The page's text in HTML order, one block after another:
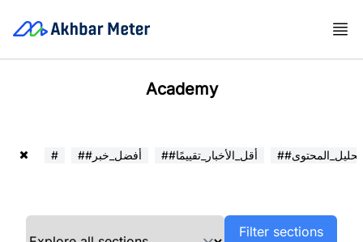
Academy
# ##أفضل_خبر ##أقل_الأخبار_تقييمًا ##تحليل_المحتوى
Filter sections